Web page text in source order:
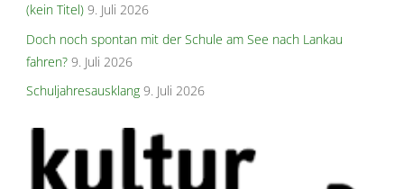
(kein Titel) 9. Juli 2026
Doch noch spontan mit der Schule am See nach Lankau
fahren? 9. Juli 2026
Schuljahresausklang 9. Juli 2026